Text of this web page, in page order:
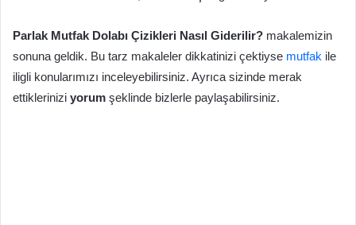
Parlak Mutfak Dolabı Çizikleri Nasıl Giderilir? makalemizin
sonuna geldik. Bu tarz makaleler dikkatinizi çektiyse mutfak ile
iligli konularımızı inceleyebilirsiniz. Ayrıca sizinde merak
ettiklerinizi yorum şeklinde bizlerle paylaşabilirsiniz.